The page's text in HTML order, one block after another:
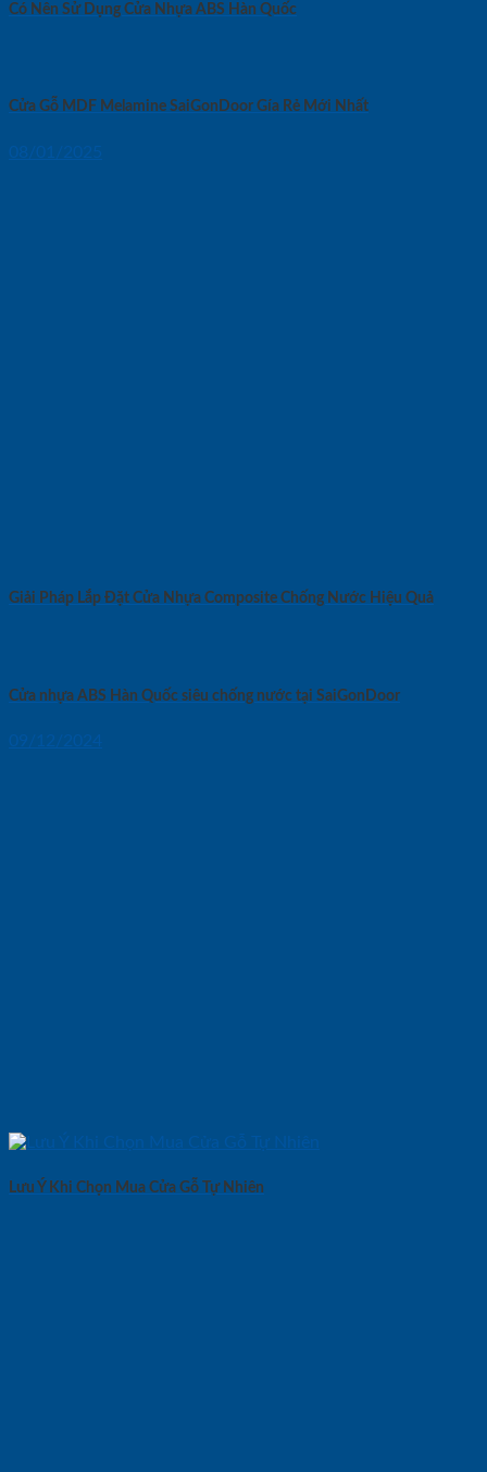
Có Nên Sử Dụng Cửa Nhựa ABS Hàn Quốc
Cửa Gỗ MDF Melamine SaiGonDoor Gía Rẻ Mới Nhất
08/01/2025
Giải Pháp Lắp Đặt Cửa Nhựa Composite Chống Nước Hiệu Quả
Cửa nhựa ABS Hàn Quốc siêu chống nước tại SaiGonDoor
09/12/2024
Lưu Ý Khi Chọn Mua Cửa Gỗ Tự Nhiên